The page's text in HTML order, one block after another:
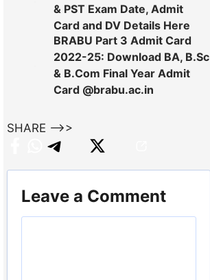
& PST Exam Date, Admit
Card and DV Details Here
BRABU Part 3 Admit Card
2022-25: Download BA, B.Sc
& B.Com Final Year Admit
Card @brabu.ac.in
SHARE -->>
Leave a Comment